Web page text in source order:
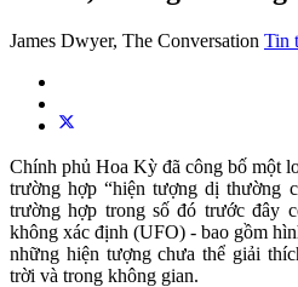
James Dwyer, The Conversation Tin
Chính phủ Hoa Kỳ đã công bố một
trường hợp “hiện tượng dị thường
trường hợp trong số đó trước đây
không xác định (UFO) - bao gồm
những hiện tượng chưa thể giải
trời và trong không gian.